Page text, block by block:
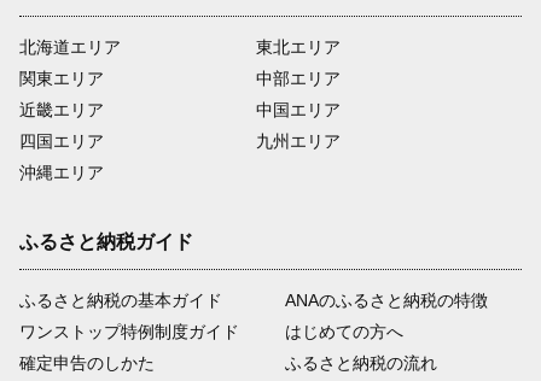
北海道エリア
関東エリア
近畿エリア
四国エリア
沖縄エリア
東北エリア
中部エリア
中国エリア
九州エリア
ふるさと納税ガイド
ふるさと納税の基本ガイド
ワンストップ特例制度ガイド
確定申告のしかた
ANAのふるさと納税の特徴
はじめての方へ
ふるさと納税の流れ